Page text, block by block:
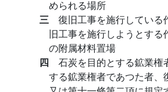
められる場所
三 復旧工事を施行している
旧工事を施行しようとする
の附属材料置場
四 石炭を目的とする鉱業権
する鉱業権者であつた者、